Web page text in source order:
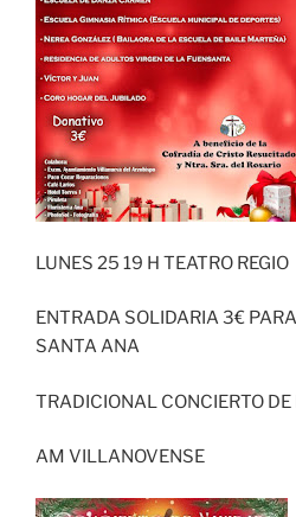
LUNES 25 19 H TEATRO REGIO
ENTRADA SOLIDARIA 3€
SANTA ANA
TRADICIONAL CONCIERTO
AM VILLANOVENSE